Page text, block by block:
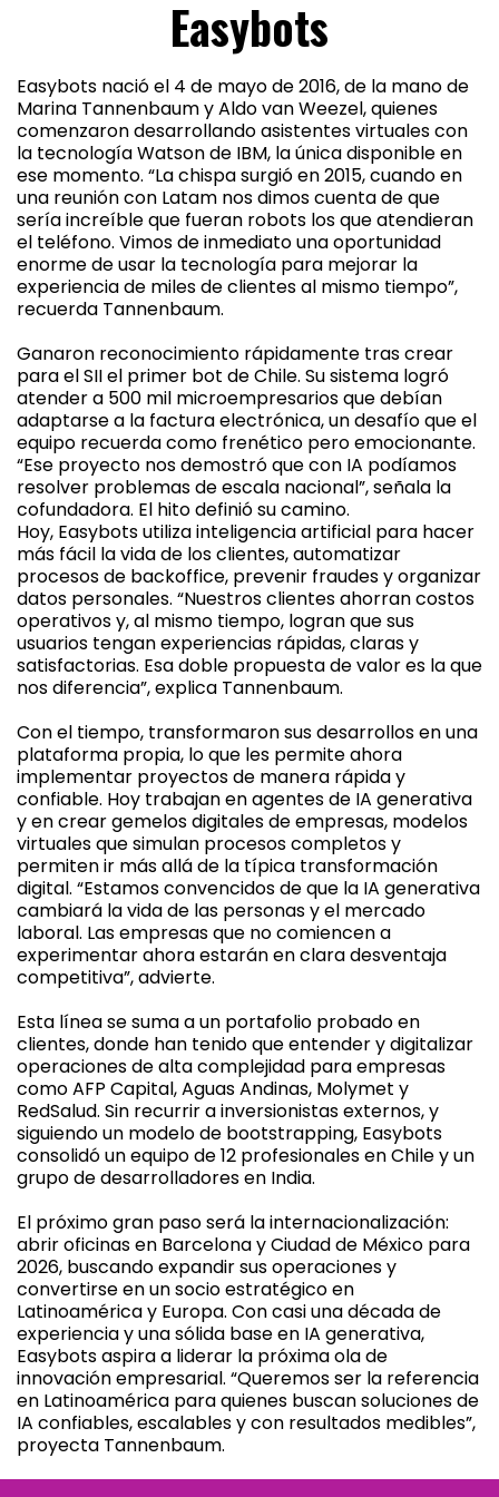
Easybots
Easybots nació el 4 de mayo de 2016, de la mano de
Marina Tannenbaum y Aldo van Weezel, quienes
comenzaron desarrollando asistentes virtuales con
la tecnología Watson de IBM, la única disponible en
ese momento. “La chispa surgió en 2015, cuando en
una reunión con Latam nos dimos cuenta de que
sería increíble que fueran robots los que atendieran
el teléfono. Vimos de inmediato una oportunidad
enorme de usar la tecnología para mejorar la
experiencia de miles de clientes al mismo tiempo”,
recuerda Tannenbaum.
Ganaron reconocimiento rápidamente tras crear
para el SII el primer bot de Chile. Su sistema logró
atender a 500 mil microempresarios que debían
adaptarse a la factura electrónica, un desafío que el
equipo recuerda como frenético pero emocionante.
“Ese proyecto nos demostró que con IA podíamos
resolver problemas de escala nacional”, señala la
cofundadora. El hito definió su camino.
Hoy, Easybots utiliza inteligencia artificial para hacer
más fácil la vida de los clientes, automatizar
procesos de backoffice, prevenir fraudes y organizar
datos personales. “Nuestros clientes ahorran costos
operativos y, al mismo tiempo, logran que sus
usuarios tengan experiencias rápidas, claras y
satisfactorias. Esa doble propuesta de valor es la que
nos diferencia”, explica Tannenbaum.
Con el tiempo, transformaron sus desarrollos en una
plataforma propia, lo que les permite ahora
implementar proyectos de manera rápida y
confiable. Hoy trabajan en agentes de IA generativa
y en crear gemelos digitales de empresas, modelos
virtuales que simulan procesos completos y
permiten ir más allá de la típica transformación
digital. “Estamos convencidos de que la IA generativa
cambiará la vida de las personas y el mercado
laboral. Las empresas que no comiencen a
experimentar ahora estarán en clara desventaja
competitiva”, advierte.
Esta línea se suma a un portafolio probado en
clientes, donde han tenido que entender y digitalizar
operaciones de alta complejidad para empresas
como AFP Capital, Aguas Andinas, Molymet y
RedSalud. Sin recurrir a inversionistas externos, y
siguiendo un modelo de bootstrapping, Easybots
consolidó un equipo de 12 profesionales en Chile y un
grupo de desarrolladores en India.
El próximo gran paso será la internacionalización:
abrir oficinas en Barcelona y Ciudad de México para
2026, buscando expandir sus operaciones y
convertirse en un socio estratégico en
Latinoamérica y Europa. Con casi una década de
experiencia y una sólida base en IA generativa,
Easybots aspira a liderar la próxima ola de
innovación empresarial. “Queremos ser la referencia
en Latinoamérica para quienes buscan soluciones de
IA confiables, escalables y con resultados medibles”,
proyecta Tannenbaum.